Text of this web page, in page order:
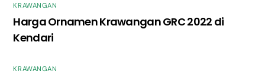
KRAWANGAN
Harga Ornamen Krawangan GRC 2022 di
Kendari
KRAWANGAN